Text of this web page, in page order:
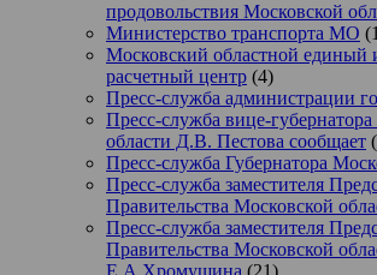
продовольствия Московской
Министерство транспорта МО
Московский областной
расчетный центр (4)
Пресс-служба администрации
Пресс-служба вице-
области Д.В. Пестова сообщает
Пресс-служба Губернатора
Пресс-служба заместителя
Правительства Московской
Пресс-служба заместителя
Правительства Московской